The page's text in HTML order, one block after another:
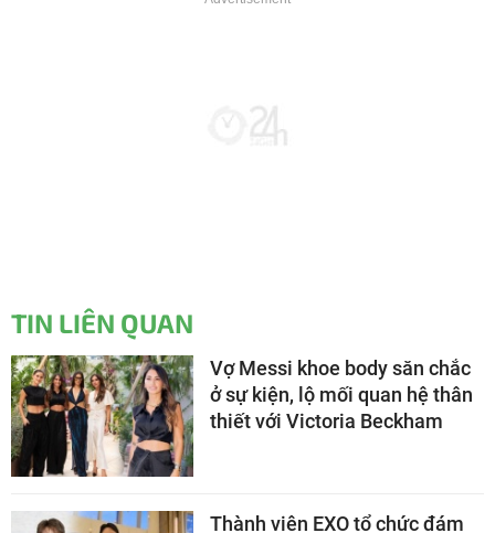
TIN LIÊN QUAN
Vợ Messi khoe body săn chắc
ở sự kiện, lộ mối quan hệ thân
thiết với Victoria Beckham
Thành viên EXO tổ chức đám